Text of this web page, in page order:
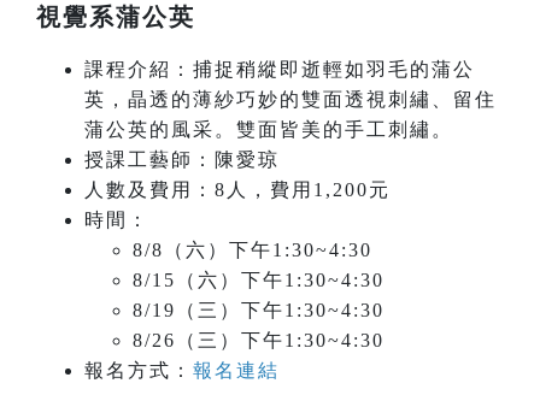
視覺系蒲公英
課程介紹：捕捉稍縱即逝輕如羽毛的蒲公
英，晶透的薄紗巧妙的雙面透視刺繡、留住
蒲公英的風采。雙面皆美的手工刺繡。
授課工藝師：陳愛琼
人數及費用：8人，費用1,200元
時間：
8/8（六）下午1:30~4:30
8/15（六）下午1:30~4:30
8/19（三）下午1:30~4:30
8/26（三）下午1:30~4:30
報名方式： 報名連結